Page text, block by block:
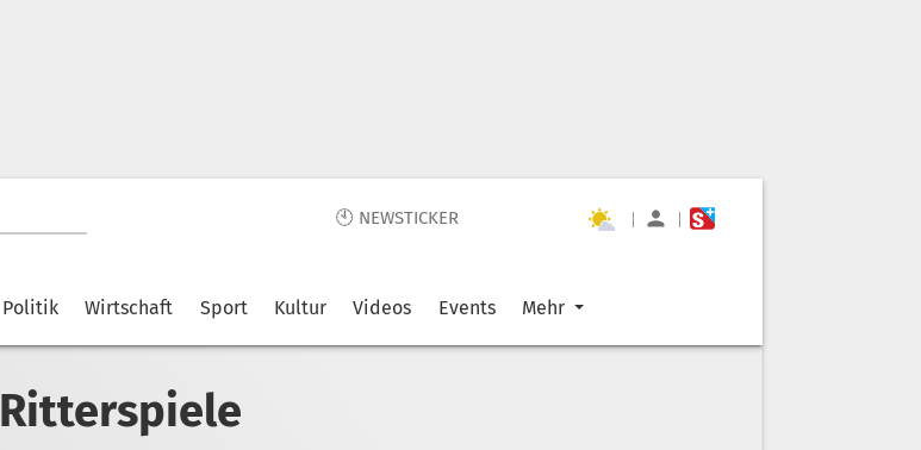
🕙 NEWSTICKER | |
Politik Wirtschaft Sport Kultur Videos Events Mehr
Ritterspiele